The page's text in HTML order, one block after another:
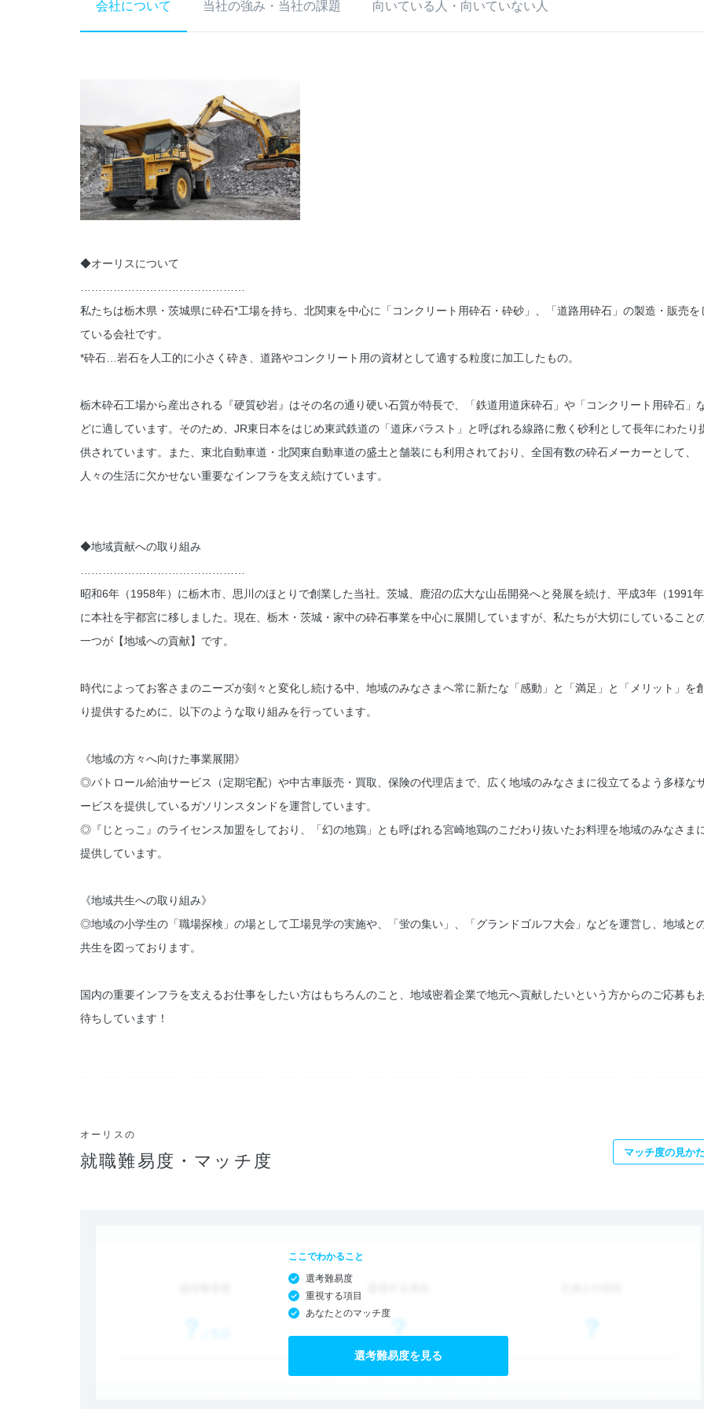
会社について 当社の強み・当社の課題 向いている人・向いていない人
◆オーリスについて
私たちは栃木県・茨城県に砕石*工場を持ち、北関東を中心に「コンクリート用砕石・砕砂」、「道路用砕石」の製造・販売を
ている会社です。
*砕石…岩石を人工的に小さく砕き、道路やコンクリート用の資材として適する粒度に加工したもの。
栃木砕石工場から産出される『硬質砂岩』はその名の通り硬い石質が特長で、「鉄道用道床砕石」や「コンクリート用砕石」
どに適しています。そのため、JR東日本をはじめ東武鉄道の「道床バラスト」と呼ばれる線路に敷く砂利として長年にわたり
供されています。また、東北自動車道・北関東自動車道の盛土と舗装にも利用されており、全国有数の砕石メーカーとして、
人々の生活に欠かせない重要なインフラを支え続けています。
◆地域貢献への取り組み
昭和6年（1958年）に栃木市、思川のほとりで創業した当社。茨城、鹿沼の広大な山岳開発へと発展を続け、平成3年（1991
に本社を宇都宮に移しました。現在、栃木・茨城・家中の砕石事業を中心に展開していますが、私たちが大切にしていること
一つが【地域への貢献】です。
時代によってお客さまのニーズが刻々と変化し続ける中、地域のみなさまへ常に新たな「感動」と「満足」と「メリット」を
り提供するために、以下のような取り組みを行っています。
《地域の方々へ向けた事業展開》
◎パトロール給油サービス（定期宅配）や中古車販売・買取、保険の代理店まで、広く地域のみなさまに役立てるよう多様な
ービスを提供しているガソリンスタンドを運営しています。
◎『じとっこ』のライセンス加盟をしており、「幻の地鶏」とも呼ばれる宮崎地鶏のこだわり抜いたお料理を地域のみなさま
提供しています。
《地域共生への取り組み》
◎地域の小学生の「職場探検」の場として工場見学の実施や、「蛍の集い」、「グランドゴルフ大会」などを運営し、地域と
共生を図っております。
国内の重要インフラを支えるお仕事をしたい方はもちろんのこと、地域密着企業で地元へ貢献したいという方からのご応募も
待ちしています！
オーリスの
就職難易度・マッチ度 マッチ度の見か
ここでわかること
選考難易度
重視する項目
あなたとのマッチ度
選考難易度を見る